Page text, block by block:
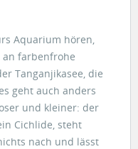
Aquarium hören,
farbenfrohe
Tanganjikasee, die
geht auch anders
und kleiner: der
Cichlide, steht
nach und lässt